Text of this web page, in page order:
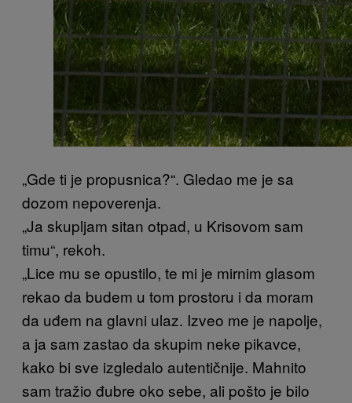
„Gde ti je propusnica?“. Gledao me je sa
dozom nepoverenja.
„Ja skupljam sitan otpad, u Krisovom sam
timu“, rekoh.
„Lice mu se opustilo, te mi je mirnim glasom
rekao da budem u tom prostoru i da moram
da uđem na glavni ulaz. Izveo me je napolje,
a ja sam zastao da skupim neke pikavce,
kako bi sve izgledalo autentičnije. Mahnito
sam tražio đubre oko sebe, ali pošto je bilo